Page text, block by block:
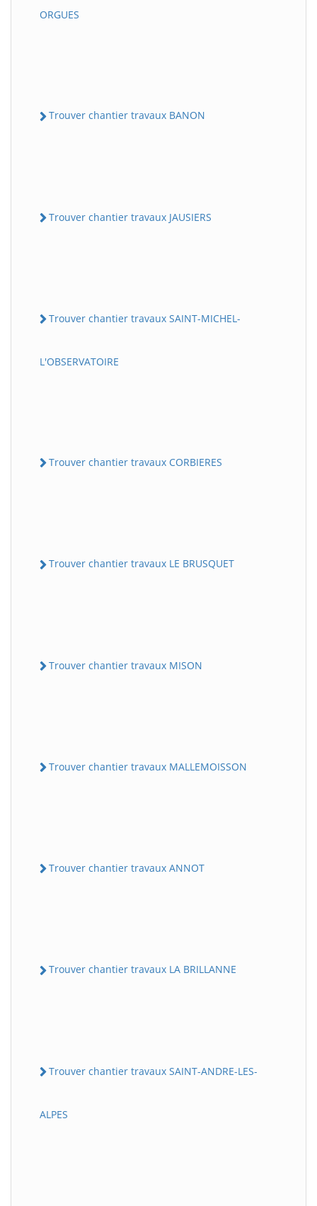
ORGUES
Trouver chantier travaux BANON
Trouver chantier travaux JAUSIERS
Trouver chantier travaux SAINT-MICHEL-
L'OBSERVATOIRE
Trouver chantier travaux CORBIERES
Trouver chantier travaux LE BRUSQUET
Trouver chantier travaux MISON
Trouver chantier travaux MALLEMOISSON
Trouver chantier travaux ANNOT
Trouver chantier travaux LA BRILLANNE
Trouver chantier travaux SAINT-ANDRE-LES-
ALPES